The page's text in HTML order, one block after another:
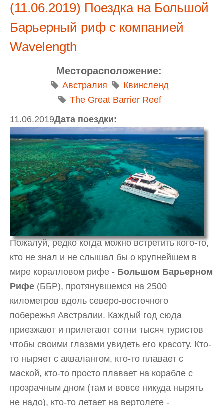
(11.06.2019) Поездка на Большой
Барьерный риф с компанией
Wavelength
Месторасположение:
Австралия
Квинсленд
The Great Barrier Reef
Дата поездки:
11.06.2019
Пожалуй, редко когда можно встретить кого-то,
кто не знал и не слышал бы о крупнейшем в
мире коралловом рифе - Большом Барьерном
Рифе (ББР), протянувшемся на 2500
километров вдоль северо-восточного
побережья Австралии. Каждый год сюда
приезжают и прилетают сотни тысяч туристов
чтобы своими глазами увидеть его красоту. Кто-
то ныряет с аквалангом, кто-то плавает с
маской, кто-то просто плавает на корабле с
прозрачным дном (там и вовсе никуда нырять
не надо), кто-то летает на вертолете -